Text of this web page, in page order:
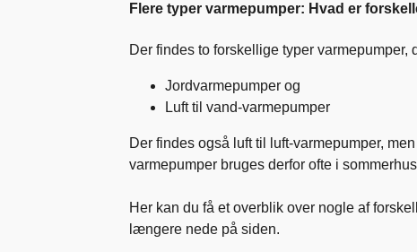
Flere typer varmepumper: Hvad er
Der findes to forskellige typer varmepumper,
Jordvarmepumper og
Luft til vand-varmepumper
Der findes også luft til luft-varmepumper,
varmepumper bruges derfor ofte i
Her kan du få et overblik over nogle af
længere nede på siden.